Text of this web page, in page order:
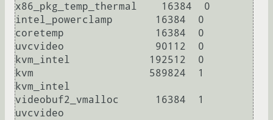
x86_pkg_temp_thermal    16384  0
intel_powerclamp       16384  0
coretemp               16384  0
uvcvideo               90112  0
kvm_intel             192512  0
kvm                   589824  1
kvm_intel
videobuf2_vmalloc      16384  1
uvcvideo